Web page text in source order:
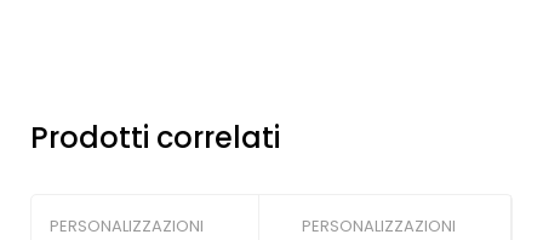
Prodotti correlati
PERSONALIZZAZIONI PERSONALIZZAZIONI